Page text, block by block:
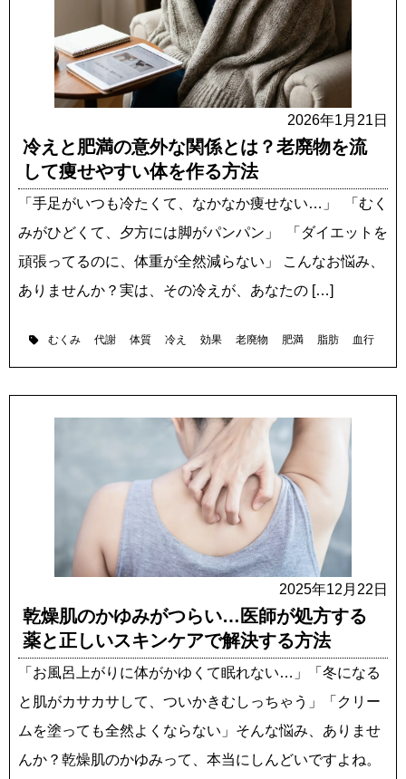
2026年1月21日
冷えと肥満の意外な関係とは？老廃物を流
して痩せやすい体を作る方法
「手足がいつも冷たくて、なかなか痩せない…」 「むく
みがひどくて、夕方には脚がパンパン」 「ダイエットを
頑張ってるのに、体重が全然減らない」 こんなお悩み、
ありませんか？実は、その冷えが、あなたの […]
むくみ 代謝 体質 冷え 効果 老廃物 肥満 脂肪 血行
2025年12月22日
乾燥肌のかゆみがつらい…医師が処方する
薬と正しいスキンケアで解決する方法
「お風呂上がりに体がかゆくて眠れない…」「冬になる
と肌がカサカサして、ついかきむしっちゃう」「クリー
ムを塗っても全然よくならない」そんな悩み、ありませ
んか？乾燥肌のかゆみって、本当にしんどいですよね。